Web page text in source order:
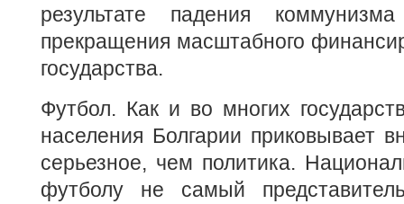
результате падения
прекращения масштабного
государства.
Футбол. Как и во многих
населения Болгарии приковывает
серьезное, чем политика.
футболу не самый